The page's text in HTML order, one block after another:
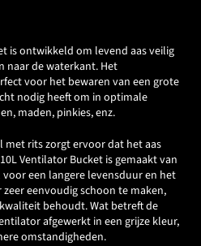
is ontwikkeld om levend aas veilig
naar de waterkant. Het
voor het bewaren van een grote
nodig heeft om in optimale
maden, pinkies, enz.
met rits zorgt ervoor dat het aas
Ventilator Bucket is gemaakt van
een langere levensduur en het
eenvoudig schoon te maken,
behoudt. Wat betreft de
afgewerkt in een grijze kleur,
omstandigheden.